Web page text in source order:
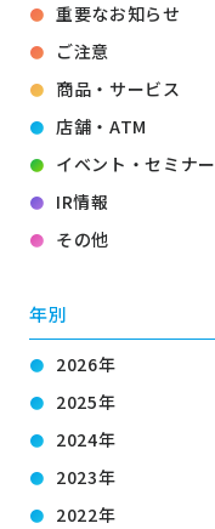
重要なお知らせ
ご注意
商品・サービス
店舗・ATM
イベント・セミナー
IR情報
その他
年別
2026年
2025年
2024年
2023年
2022年